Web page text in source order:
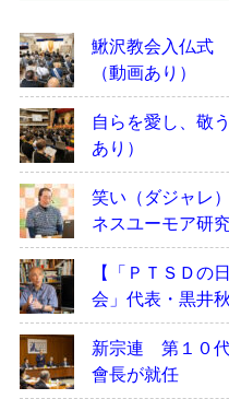
鰍沢教会入仏式
（動画あり）
自らを愛し、敬
あり）
笑い（ダジャレ
ネスユーモア研
【「ＰＴＳＤの
会」代表・黒井
新宗連 第１０
會長が就任